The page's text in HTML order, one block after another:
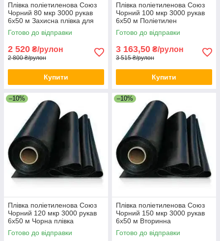
Плівка поліетиленова Союз
Чорний 80 мкр 3000 рукав
6х50 м Захисна плівка для
будівельних робіт
Готово до відправки
2 520 ₴/рулон
2 800 ₴/рулон
Купити
Плівка поліетиленова Союз
Чорний 100 мкр 3000 рукав
6х50 м Поліетилен
покривний Будівельна плівка
для підлоги
Готово до відправки
3 163,50 ₴/рулон
3 515 ₴/рулон
Купити
–10%
Плівка поліетиленова Союз
Чорний 120 мкр 3000 рукав
6х50 м Чорна плівка
вторинка Поліетиленова
плівка
Готово до відправки
–10%
Плівка поліетиленова Союз
Чорний 150 мкр 3000 рукав
6х50 м Вторинна
поліетиленова плівка
Захисна плівка
Готово до відправки